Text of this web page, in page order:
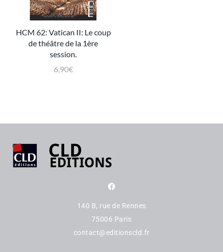
HCM 62: Vatican II: Le coup
de théâtre de la 1ère
session.
6,90€
140 B, rue de Rennes
75006 Paris
contact@editionscld.fr